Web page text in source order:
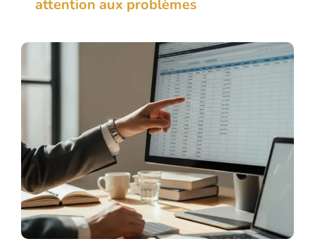
attention aux problèmes